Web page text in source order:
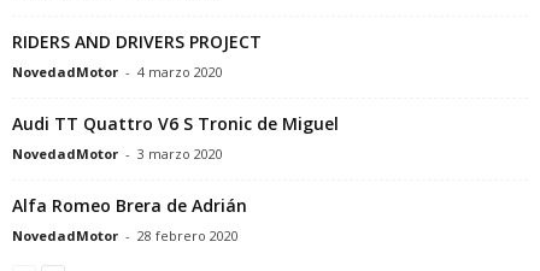
RIDERS AND DRIVERS PROJECT
NovedadMotor - 4 marzo 2020
Audi TT Quattro V6 S Tronic de Miguel
NovedadMotor - 3 marzo 2020
Alfa Romeo Brera de Adrián
NovedadMotor - 28 febrero 2020